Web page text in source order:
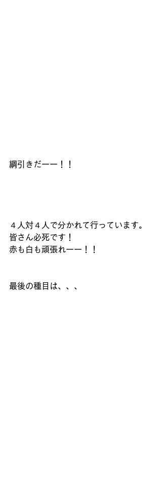
綱引きだーー！！
４人対４人で分かれて行っています。
皆さん必死です！
赤も白も頑張れーー！！
最後の種目は、、、